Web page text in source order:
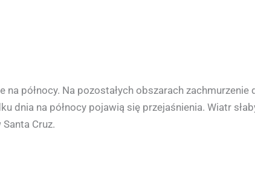
północy. Na pozostałych obszarach zachmurzenie
dnia na północy pojawią się przejaśnienia. Wiatr
Cruz.